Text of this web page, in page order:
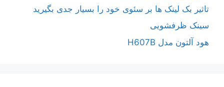
تاثیر بک لینک ها بر سئوی خود را بسیار جدی بگیرید
سینک ظرفشویی
هود آلتون مدل H607B